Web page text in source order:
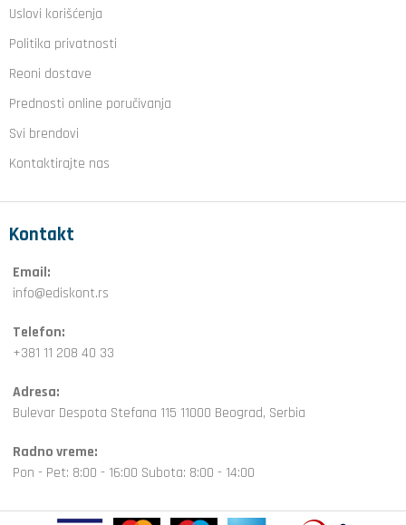
Uslovi korišćenja
Politika privatnosti
Reoni dostave
Prednosti online poručivanja
Svi brendovi
Kontaktirajte nas
Kontakt
Email:
info@ediskont.rs
Telefon:
+381 11 208 40 33
Adresa:
Bulevar Despota Stefana 115 11000 Beograd, Serbia
Radno vreme:
Pon - Pet: 8:00 - 16:00 Subota: 8:00 - 14:00